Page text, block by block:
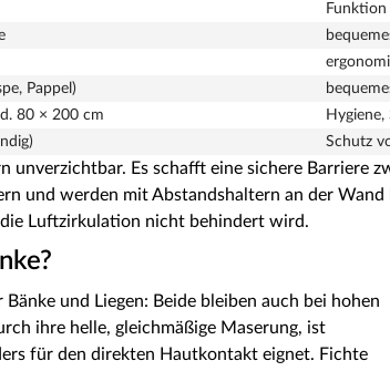
Funktion
Pappel)
80 × 200 cm
Schutz
Es schafft eine sichere Barriere
und werden mit Abstandshaltern an der
Luftzirkulation nicht behindert wird.
und Liegen: Beide bleiben auch bei hohen
ihre helle, gleichmäßige Maserung, ist
für den direkten Hautkontakt eignet. Fichte